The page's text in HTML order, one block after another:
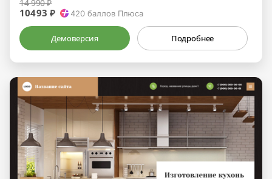
14 990 ₽
10493 ₽ 420 баллов Плюса
Демоверсия Подробнее